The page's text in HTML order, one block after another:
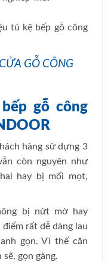
tủ kệ bếp gỗ công
GỖ CÔNG
gỗ công
hàng sử dựng 3
còn nguyên như
hay bị mối mọt,
bị nứt mờ hay
rất dễ dàng lau
gọn. Vì thế căn
sẽ, gọn gàng.